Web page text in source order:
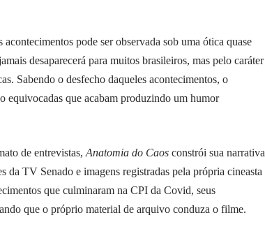
pode ser observada sob uma ótica quase
desaparecerá para muitos brasileiros, mas pelo caráter
Sabendo o desfecho daqueles acontecimentos, o
equivocadas que acabam produzindo um humor
de entrevistas, Anatomia do Caos constrói sua narrativa
da TV Senado e imagens registradas pela própria cineasta
que culminaram na CPI da Covid, seus
que o próprio material de arquivo conduza o filme.